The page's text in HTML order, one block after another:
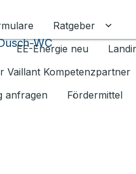
Ratgeber
EE-Energie neu
Vaillant Kompetenzpartner
anfragen
Fördermittel
WC